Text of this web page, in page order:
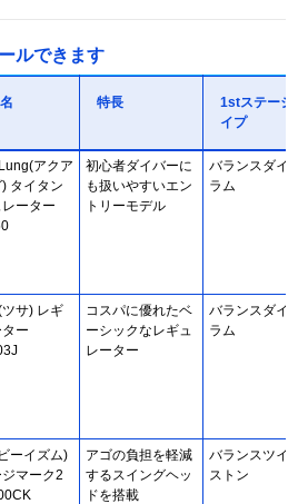
ルできます
特長
1stステージタ
イプ
アクア
タイタン
ーター
初心者ダイバーに
も扱いやすいエン
トリーモデル
バランスダイア
ラム
サ) レギ
ター
コスパに優れたベ
ーシックなレギュ
レーター
バランスダイア
ラム
ーイズム)
マーク2
アゴの負担を軽減
するスイングヘッ
ドを搭載
バランスツイン
ストン